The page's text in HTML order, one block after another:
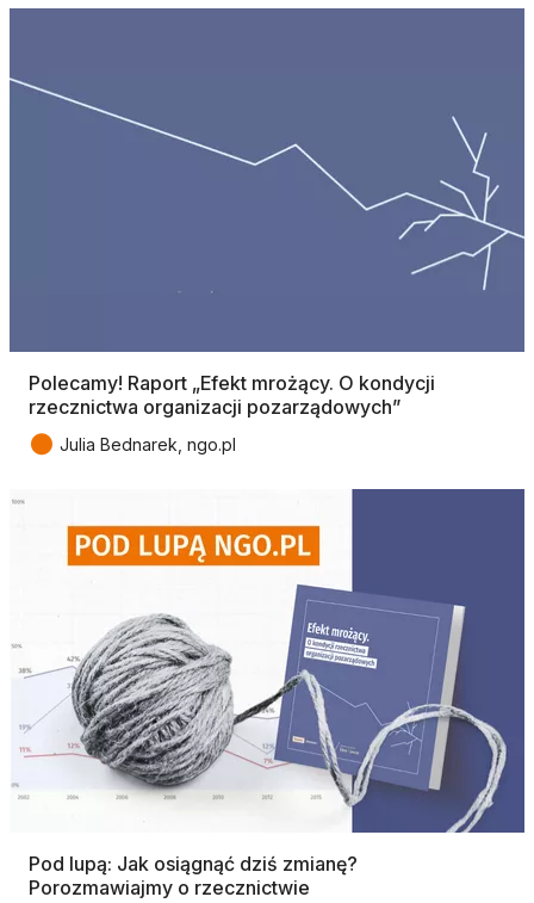
Polecamy! Raport „Efekt mrożący. O kondycji
rzecznictwa organizacji pozarządowych”
● Julia Bednarek, ngo.pl
Pod lupą: Jak osiągnąć dziś zmianę?
Porozmawiajmy o rzecznictwie